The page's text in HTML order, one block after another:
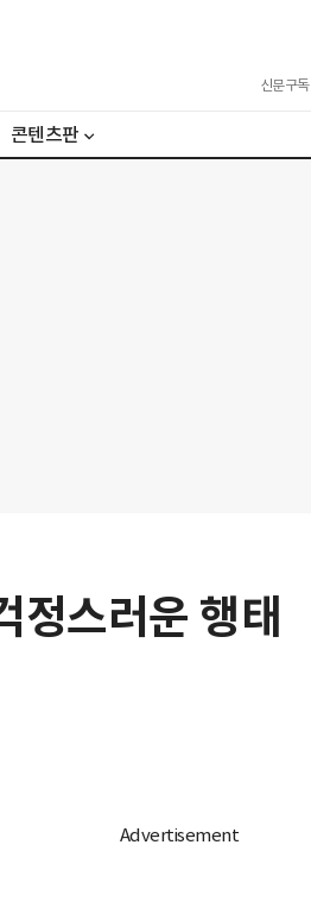
신문구독
콘텐츠판
정스러운 행태